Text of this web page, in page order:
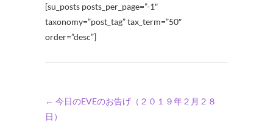
[su_posts posts_per_page=”-1″
taxonomy=”post_tag” tax_term=”50″
order=”desc”]
← 今日のEVEのお告げ（２０１９年２月２８
日）